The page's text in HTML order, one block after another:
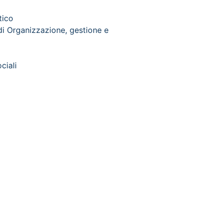
Organizzazione, gestione e